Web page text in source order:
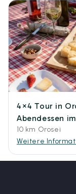
4×4 Tour in
Abendessen
10 km Orosei
Weitere